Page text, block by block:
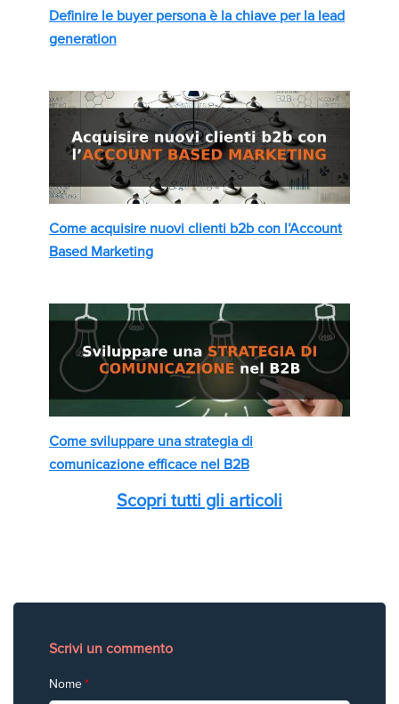
Definire le buyer persona è la chiave per la lead
generation
Come acquisire nuovi clienti b2b con l’Account
Based Marketing
Come sviluppare una strategia di
comunicazione efficace nel B2B
Scopri tutti gli articoli
Scrivi un commento
Nome*